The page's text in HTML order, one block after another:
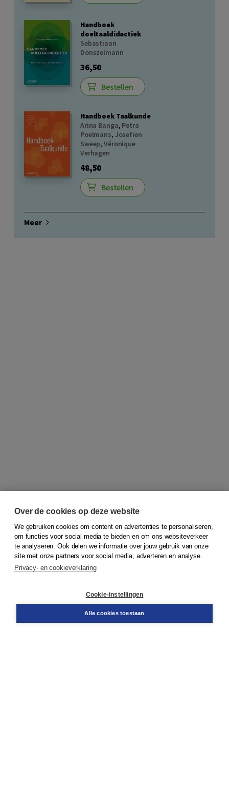
Handboek
doeltaaldidactiek
Sebastiaan
Dönszelmann
36,50
Bestellen
Handboek Taalkunde
Arina Banga, Petra
Poelmans, Josefien
Sweep,Véronique
Verhagen
48,50
Bestellen
Meer
© 2026Koninklijke Boom uitgevers
Bestellen
Over de cookies op deze website
We gebruiken cookies om content en advertenties te personaliseren,
om functies voor social media te bieden en om ons websiteverkeer
te analyseren. Ook delen we informatie over jouw gebruik van onze
site met onze partners voor social media, adverteren en analyse.
Privacy- en cookieverklaring
Cookie-instellingen
Alle cookies toestaan